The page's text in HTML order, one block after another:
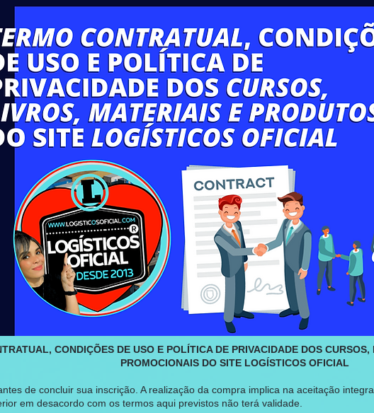
CONDIÇÕES DE USO E POLÍTICA DE PRIVACIDADE DOS
PROMOCIONAIS DO SITE LOGÍSTICOS OFICIAL
de concluir sua inscrição. A realização da compra implica na aceitação
em desacordo com os termos aqui previstos não terá validade.